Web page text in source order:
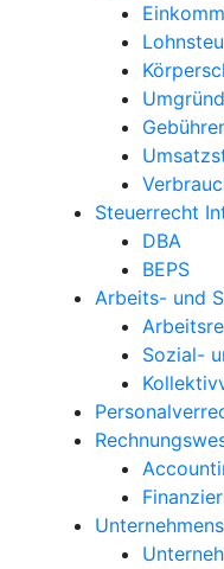
Steuerrecht
DBA
BEPS
Arbeits- und
Sozial-